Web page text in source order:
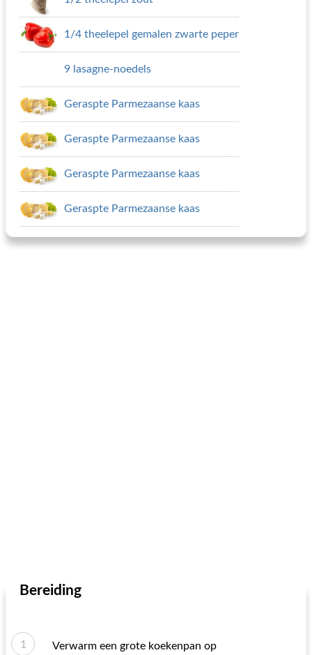
1/4 theelepel gemalen zwarte peper
9 lasagne-noedels
Geraspte Parmezaanse kaas
Geraspte Parmezaanse kaas
Geraspte Parmezaanse kaas
Geraspte Parmezaanse kaas
Bereiding
Verwarm een ​​grote koekenpan op